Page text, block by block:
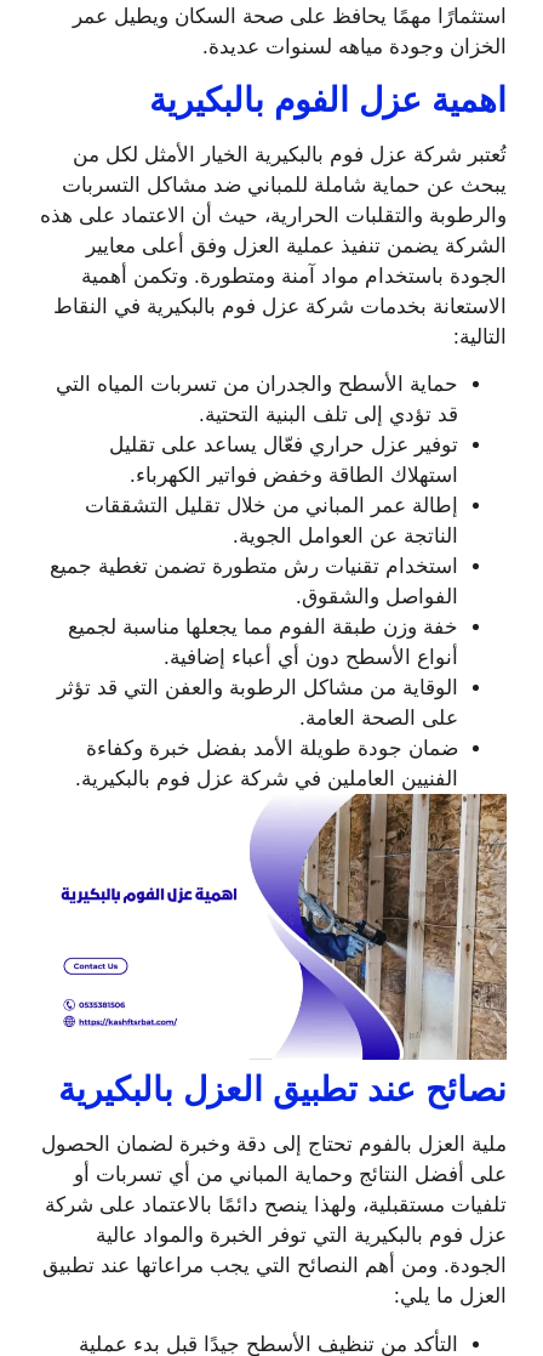
استثمارًا مهمًا يحافظ على صحة السكان ويطيل عمر
الخزان وجودة مياهه لسنوات عديدة.
اهمية عزل الفوم بالبكيرية
تُعتبر شركة عزل فوم بالبكيرية الخيار الأمثل لكل من
يبحث عن حماية شاملة للمباني ضد مشاكل التسربات
والرطوبة والتقلبات الحرارية، حيث أن الاعتماد على هذه
الشركة يضمن تنفيذ عملية العزل وفق أعلى معايير
الجودة باستخدام مواد آمنة ومتطورة. وتكمن أهمية
الاستعانة بخدمات شركة عزل فوم بالبكيرية في النقاط
التالية:
حماية الأسطح والجدران من تسربات المياه التي
قد تؤدي إلى تلف البنية التحتية.
توفير عزل حراري فعّال يساعد على تقليل
استهلاك الطاقة وخفض فواتير الكهرباء.
إطالة عمر المباني من خلال تقليل التشققات
الناتجة عن العوامل الجوية.
استخدام تقنيات رش متطورة تضمن تغطية جميع
الفواصل والشقوق.
خفة وزن طبقة الفوم مما يجعلها مناسبة لجميع
أنواع الأسطح دون أي أعباء إضافية.
الوقاية من مشاكل الرطوبة والعفن التي قد تؤثر
على الصحة العامة.
ضمان جودة طويلة الأمد بفضل خبرة وكفاءة
الفنيين العاملين في شركة عزل فوم بالبكيرية.
نصائح عند تطبيق العزل بالبكيرية
ملية العزل بالفوم تحتاج إلى دقة وخبرة لضمان الحصول
على أفضل النتائج وحماية المباني من أي تسربات أو
تلفيات مستقبلية، ولهذا ينصح دائمًا بالاعتماد على شركة
عزل فوم بالبكيرية التي توفر الخبرة والمواد عالية
الجودة. ومن أهم النصائح التي يجب مراعاتها عند تطبيق
العزل ما يلي:
التأكد من تنظيف الأسطح جيدًا قبل بدء عملية